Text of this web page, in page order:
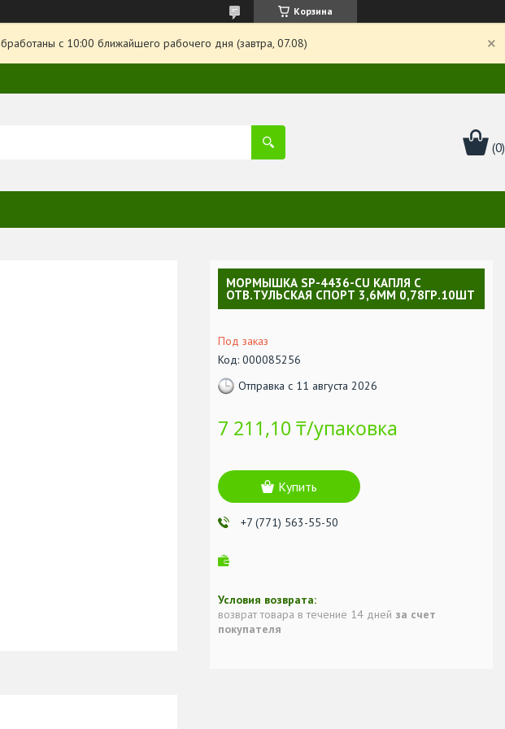
Корзина
с 10:00 ближайшего рабочего дня (завтра, 07.08)
МОРМЫШКА SP-4436-CU КАПЛЯ С
ОТВ.ТУЛЬСКАЯ СПОРТ 3,6ММ 0,78ГР.10ШТ
Под заказ
Код: 000085256
Отправка с 11 августа 2026
7 211,10 ₸/упаковка
Купить
+7 (771) 563-55-50
возврат товара в течение 14 дней за счет
покупателя